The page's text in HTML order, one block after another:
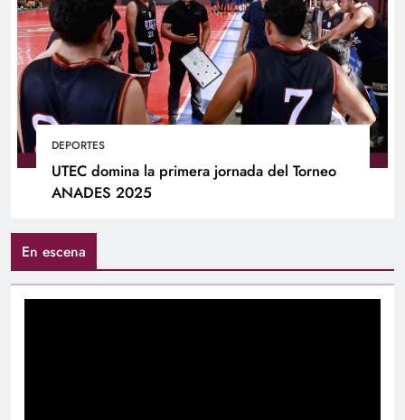
DEPORTES
UTEC domina la primera jornada del Torneo
ANADES 2025
En escena